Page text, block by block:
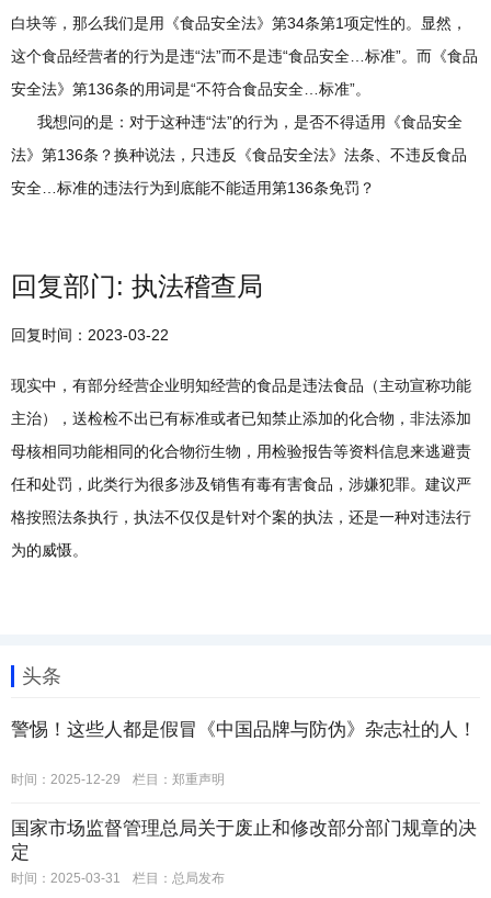
白块等，那么我们是用《食品安全法》第34条第1项定性的。显然，
这个食品经营者的行为是违“法”而不是违“食品安全…标准”。而《食品
安全法》第136条的用词是“不符合食品安全…标准”。
我想问的是：对于这种违“法”的行为，是否不得适用《食品安全
法》第136条？换种说法，只违反《食品安全法》法条、不违反食品
安全…标准的违法行为到底能不能适用第136条免罚？
回复部门: 执法稽查局
回复时间：2023-03-22
现实中，有部分经营企业明知经营的食品是违法食品（主动宣称功能
主治），送检检不出已有标准或者已知禁止添加的化合物，非法添加
母核相同功能相同的化合物衍生物，用检验报告等资料信息来逃避责
任和处罚，此类行为很多涉及销售有毒有害食品，涉嫌犯罪。建议严
格按照法条执行，执法不仅仅是针对个案的执法，还是一种对违法行
为的威慑。
头条
警惕！这些人都是假冒《中国品牌与防伪》杂志社的人！
时间：2025-12-29 栏目： 郑重声明
国家市场监督管理总局关于废止和修改部分部门规章的决
定
时间：2025-03-31 栏目： 总局发布